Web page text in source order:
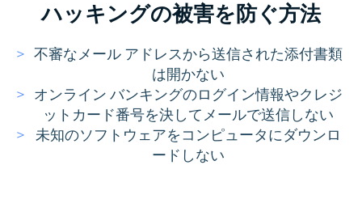
ハッキングの被害を防ぐ方法
不審なメール アドレスから送信された添付書類
は開かない
オンライン バンキングのログイン情報やクレジ
ットカード番号を決してメールで送信しない
未知のソフトウェアをコンピュータにダウンロ
ードしない